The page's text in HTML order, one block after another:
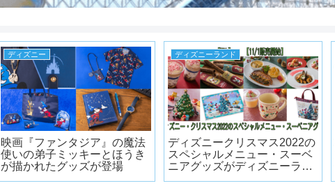
ディズニー
映画『ファンタジア』の魔法
使いの弟子ミッキーとほうき
が描かれたグッズが登場
ディズニーランド
ディズニークリスマス2022の
スペシャルメニュー・スーベ
ニアグッズがディズニーラン